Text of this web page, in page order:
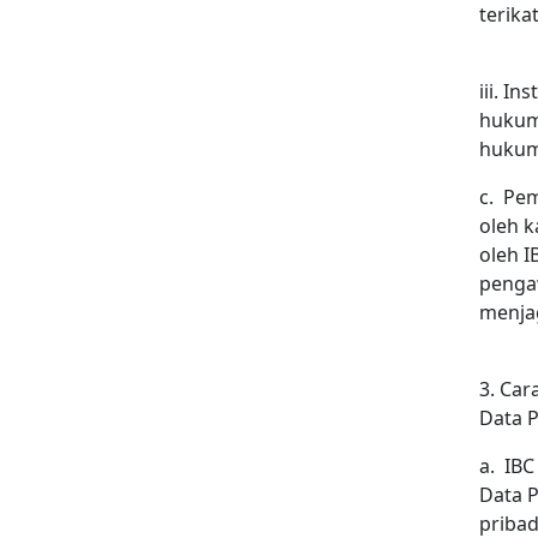
iii.
c.
oleh
oleh
3.
Data
a.
Data